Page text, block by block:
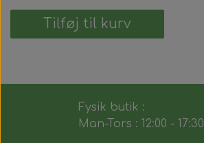
Tilføj til kurv
Fysik butik :
Man-Tors : 12:00 - 17:30